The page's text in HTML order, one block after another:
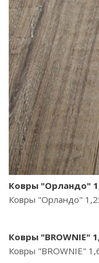
Ковры "Орландо"
Ковры "Орландо"
Ковры "BROWNIE"
Ковры "BROWNIE"